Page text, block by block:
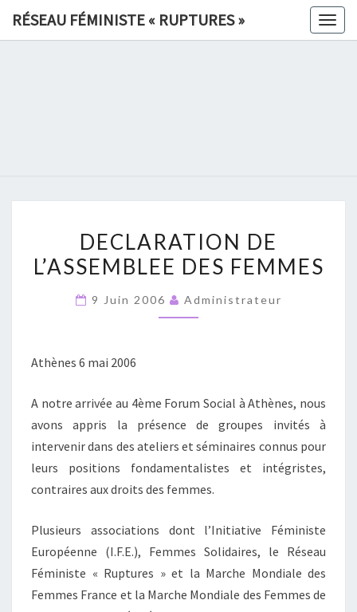
RÉSEAU FÉMINISTE « RUPTURES »
»
DE
L’ASSEMBLEE
FEMMES
DECLARATION DE
L’ASSEMBLEE DES FEMMES
9 Juin 2006 Administrateur
Athènes 6 mai 2006
A notre arrivée au 4ème Forum Social à Athènes, nous
avons appris la présence de groupes invités à
intervenir dans des ateliers et séminaires connus pour
leurs positions fondamentalistes et intégristes,
contraires aux droits des femmes.
Plusieurs associations dont l’Initiative Féministe
Européenne (I.F.E.), Femmes Solidaires, le Réseau
Féministe « Ruptures » et la Marche Mondiale des
Femmes France et la Marche Mondiale des Femmes de